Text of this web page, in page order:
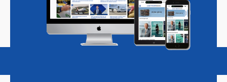
Magazine Podcasts Vacatures